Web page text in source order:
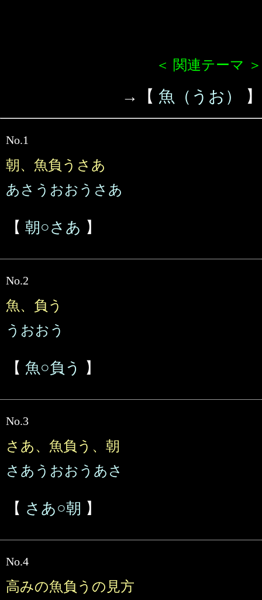
＜ 関連テーマ ＞
→【 魚（うお） 】
No.1
朝、魚負うさあ
あさうおおうさあ
【 朝○さあ 】
No.2
魚、負う
うおおう
【 魚○負う 】
No.3
さあ、魚負う、朝
さあうおおうあさ
【 さあ○朝 】
No.4
高みの魚負うの見方